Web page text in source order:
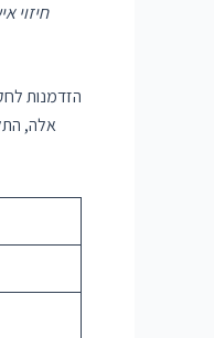
חיזוי
אלה,